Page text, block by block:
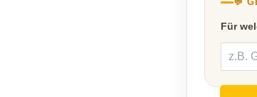
Für